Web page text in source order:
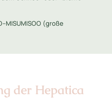
MISUMISOO (große
der Hepatica